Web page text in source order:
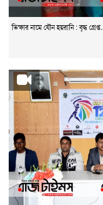
ভিক্ষার নামে যৌন হয়রানি : বৃদ্ধ